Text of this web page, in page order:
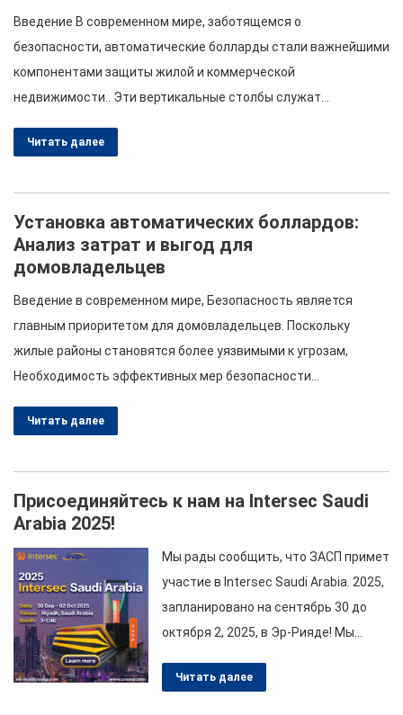
недвижимостью. В этой статье вы
познакомитесь с различными типами
руководств.…
Введение В современном мире, заботящемся о
безопасности, автоматические болларды стали важнейшими
компонентами защиты жилой и коммерческой
недвижимости.. Эти вертикальные столбы служат
обеспечение того, чтобы только авторизованные
зоны. Однако, не все автоматические болларды одинаковы.
Оценка их качества включает в себя изучение различных
факторов, таких как технологии., качество изготовления,
стабильность, и долговечность….
Читать далее
Установка автоматических боллардов:
Анализ затрат и выгод для
домовладельцев
Введение в современном мире, Безопасность является
главным приоритетом для домовладельцев. Поскольку
жилые районы становятся более уязвимыми к угрозам,
Необходимость эффективных мер безопасности
набирающих популярность, является установка
представлен всесторонний анализ затрат и выгод
автоматических боллардов., Сосредоточение внимания на
различных типах, в том числе гидравлические
автоматические болларды, Оценки с аварией, Расстояние
между столбами должно быть…
Читать далее
Присоединяйтесь к нам на Intersec Saudi
Arabia 2025!
Мы рады сообщить, что ЗАСП примет
участие в Intersec Saudi Arabia. 2025,
запланировано на сентябрь 30 до
октября 2, 2025, в Эр-Рияде! Мы
3-C46, чтобы ознакомиться с нашими
Читать далее